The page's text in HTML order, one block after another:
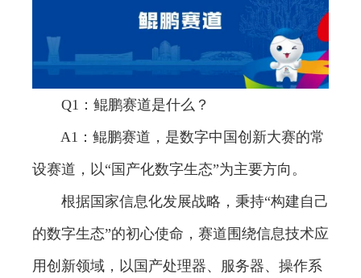
Q1：鲲鹏赛道是什么？
A1：鲲鹏赛道，是数字中国创新大赛的常
设赛道，以“国产化数字生态”为主要方向。
根据国家信息化发展战略，秉持“构建自己
的数字生态”的初心使命，赛道围绕信息技术应
用创新领域，以国产处理器、服务器、操作系